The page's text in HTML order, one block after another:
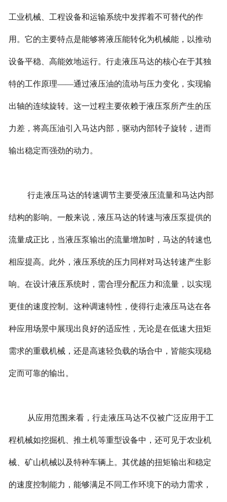
工业机械、工程设备和运输系统中发挥着不可替代的作
用。它的主要特点是能够将液压能转化为机械能，以推动
设备平稳、高能效地运行。行走液压马达的核心在于其独
特的工作原理——通过液压油的流动与压力变化，实现输
出轴的连续旋转。这一过程主要依赖于液压泵所产生的压
力差，将高压油引入马达内部，驱动内部转子旋转，进而
输出稳定而强劲的动力。
行走液压马达的转速调节主要受液压流量和马达内部
结构的影响。一般来说，液压马达的转速与液压泵提供的
流量成正比，当液压泵输出的流量增加时，马达的转速也
相应提高。此外，液压系统的压力同样对马达转速产生影
响。在设计液压系统时，需合理分配压力和流量，以实现
更佳的速度控制。这种调速特性，使得行走液压马达在各
种应用场景中展现出良好的适应性，无论是在低速大扭矩
需求的重载机械，还是高速轻负载的场合中，皆能实现稳
定而可靠的输出。
从应用范围来看，行走液压马达不仅被广泛应用于工
程机械如挖掘机、推土机等重型设备中，还可见于农业机
械、矿山机械以及特种车辆上。其优越的扭矩输出和稳定
的速度控制能力，能够满足不同工作环境下的动力需求，